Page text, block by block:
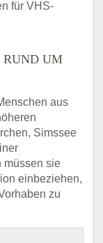
für VHS-
RUND UM
aus
Simssee
müssen sie
einbeziehen,
zu